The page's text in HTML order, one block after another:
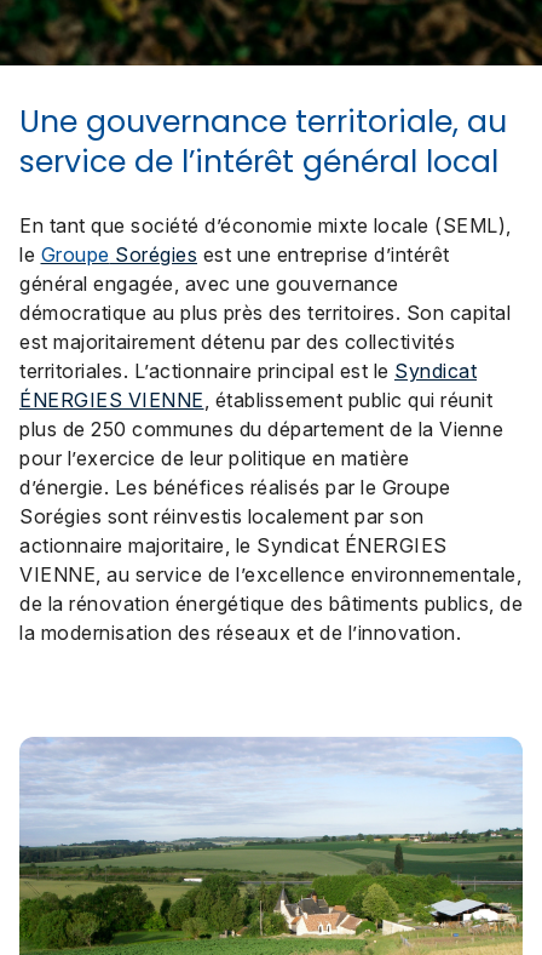
Une gouvernance territoriale, au
service de l’intérêt général local
En tant que société d’économie mixte locale (SEML),
le Groupe Sorégies est une entreprise d’intérêt
général engagée, avec une gouvernance
démocratique au plus près des territoires. Son capital
est majoritairement détenu par des collectivités
territoriales. L’actionnaire principal est le Syndicat
ÉNERGIES VIENNE, établissement public qui réunit
plus de 250 communes du département de la Vienne
pour l’exercice de leur politique en matière
d’énergie. Les bénéfices réalisés par le Groupe
Sorégies sont réinvestis localement par son
actionnaire majoritaire, le Syndicat ÉNERGIES
VIENNE, au service de l’excellence environnementale,
de la rénovation énergétique des bâtiments publics, de
la modernisation des réseaux et de l’innovation.